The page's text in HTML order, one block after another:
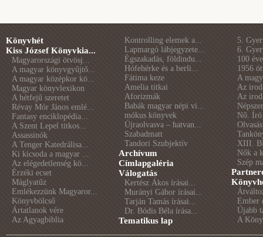
Könyvhét
Kiss József Könyvkia...
Magyarországi ötvösj...
A magyar könyvgyűjtő...
A magyar középkor kö...
Magyar könyvlexikon
A hétfejű szeretet
Révay Mór János emlé...
Fantasy enciklopédia...
A Szent Lepel titkos...
Assassinók
A Tenger Katedrálisa...
Ki kicsoda a magyar ...
Az elégedetlenség kö...
Érzéki ecset
Máglyatűz
Emlékezzünk Magyaror...
Könyvbölcső
Ártatlanok vére
Az Agyagbiblia
Kontrolling elemek a...
Lapmargó lábjegyzete...
Égszakadás, földindu...
Hófehérke és a berli...
Fátima keze
Amelia titkai
Aforizmák
Babák magyar népi vi...
mókus könyvek
Újraolvasva – hatvan...
Szabadmatt
Tandori Szubjektív
Archívum
Címlapgaléria
Válogatás
Kertész Ákos írásai...
Murányi Gábor írásai...
Tarján Tamás írásai...
Dr. Bódis Béla írása...
Tematikus lap
5.
6.
100
1956
A
Az
Az
Nő.
XIII.
Nők a
Szép
Ember
Újabb
A